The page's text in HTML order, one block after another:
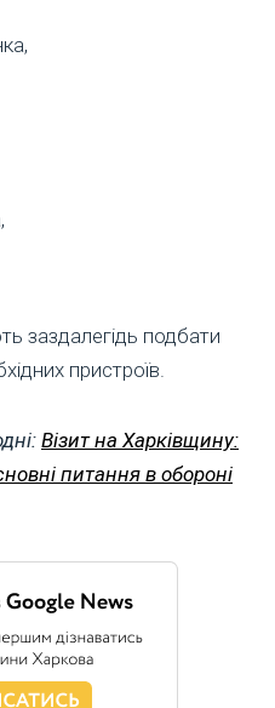
заздалегідь подбати
пристроїв.
Візит на Харківщину:
питання в обороні